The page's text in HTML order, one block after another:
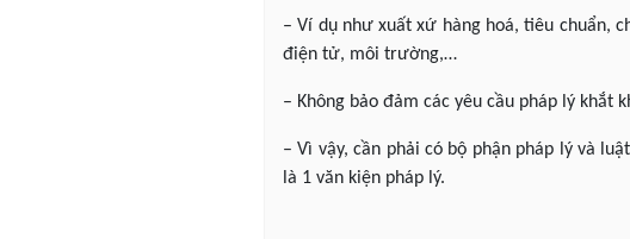
– Ví dụ như xuất xứ hàng hoá, tiêu chuẩn,
điện tử, môi trường,…
– Không bảo đảm các yêu cầu pháp lý khắt
– Vì vậy, cần phải có bộ phận pháp lý và
là 1 văn kiện pháp lý.